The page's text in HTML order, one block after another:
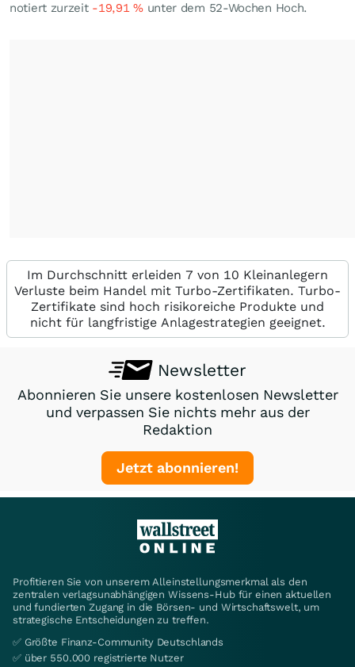
notiert zurzeit -19,91%unter dem 52-Wochen Hoch.
Im Durchschnitt erleiden 7 von 10 Kleinanlegern
Verluste beim Handel mit Turbo-Zertifikaten. Turbo-
Zertifikate sind hoch risikoreiche Produkte und
nicht für langfristige Anlagestrategien geeignet.
Newsletter
Abonnieren Sie unsere kostenlosen Newsletter
und verpassen Sie nichts mehr aus der
Redaktion
Jetzt abonnieren!
Profitieren Sie von unserem Alleinstellungsmerkmal als den
zentralen verlagsunabhängigen Wissens-Hub für einen aktuellen
und fundierten Zugang in die Börsen- und Wirtschaftswelt, um
strategische Entscheidungen zu treffen.
✅ Größte Finanz-Community Deutschlands
✅ über 550.000 registrierte Nutzer